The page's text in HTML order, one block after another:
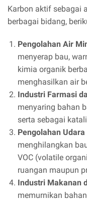
Karbon aktif sebagai
berbagai bidang,
Pengolahan Air
menyerap bau,
kimia organik
menghasilkan air
Industri Farmasi
menyaring bahan
serta sebagai
Pengolahan Udara
menghilangkan
VOC (volatile
ruangan maupun
Industri Makanan
memurnikan